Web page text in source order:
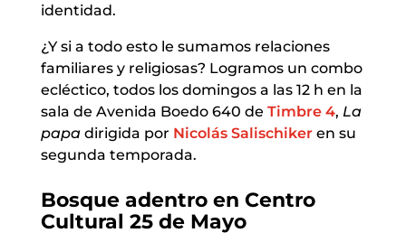
identidad.
¿Y si a todo esto le sumamos relaciones
familiares y religiosas? Logramos un combo
ecléctico, todos los domingos a las 12 h en la
sala de Avenida Boedo 640 de Timbre 4, La
papadirigida por Nicolás Salischikeren su
segunda temporada.
Bosque adentro en Centro
Cultural 25 de Mayo